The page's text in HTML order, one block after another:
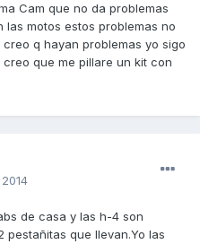
Cam que no da problemas
motos estos problemas no
q hayan problemas yo sigo
que me pillare un kit con
de casa y las h-4 son
pestañitas que llevan.Yo las